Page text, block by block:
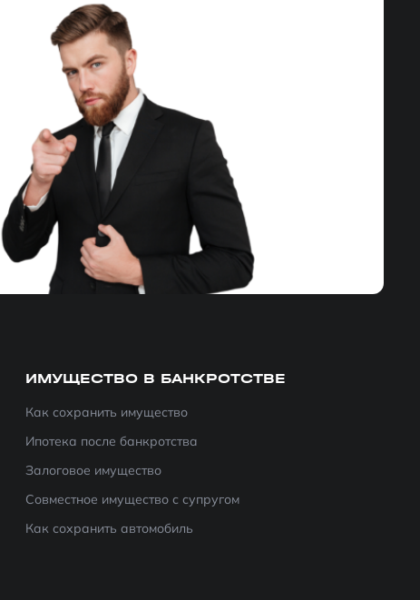
ИМУЩЕСТВО В БАНКРОТСТВЕ
Как сохранить имущество
Ипотека после банкротства
Залоговое имущество
Совместное имущество с супругом
Как сохранить автомобиль